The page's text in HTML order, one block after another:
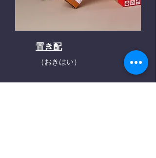
置き配
（おきはい）